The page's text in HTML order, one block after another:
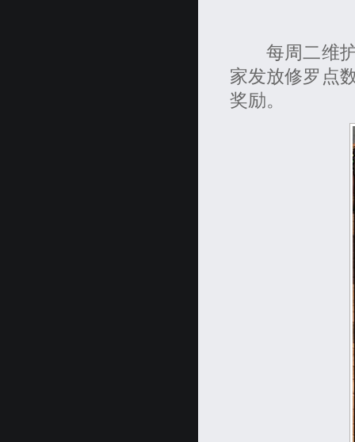
每周二维护
家发放修罗点
奖励。